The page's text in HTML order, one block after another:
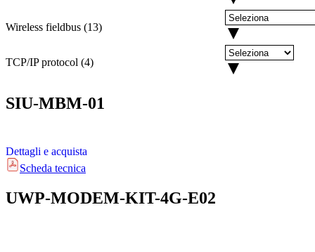
Wireless fieldbus (13)
TCP/IP protocol (4)
SIU-MBM-01
Dettagli e acquista
Scheda tecnica
UWP-MODEM-KIT-4G-E02